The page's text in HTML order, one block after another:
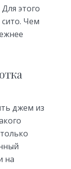
этого
Чем
джем из
на